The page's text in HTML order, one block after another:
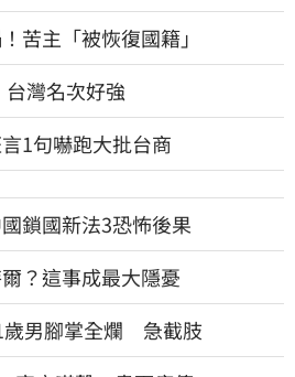
苦主「被恢復國籍」
灣名次好強
1句嚇跑大批台商
鎖國新法3恐怖後果
？這事成最大隱憂
歲男腳掌全爛 急截肢